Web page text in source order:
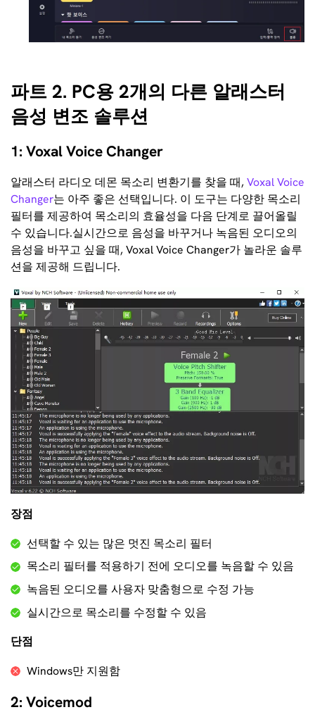
파트 2. PC용 2개의 다른 알래스터
음성 변조 솔루션
1: Voxal Voice Changer
알래스터 라디오 데몬 목소리 변환기를 찾을 때, Voxal Voice
Changer는 아주 좋은 선택입니다. 이 도구는 다양한 목소리
필터를 제공하여 목소리의 효율성을 다음 단계로 끌어올릴
수 있습니다.실시간으로 음성을 바꾸거나 녹음된 오디오의
음성을 바꾸고 싶을 때, Voxal Voice Changer가 놀라운 솔루
션을 제공해 드립니다.
장점
선택할 수 있는 많은 멋진 목소리 필터
목소리 필터를 적용하기 전에 오디오를 녹음할 수 있음
녹음된 오디오를 사용자 맞춤형으로 수정 가능
실시간으로 목소리를 수정할 수 있음
단점
Windows만 지원함
2: Voicemod